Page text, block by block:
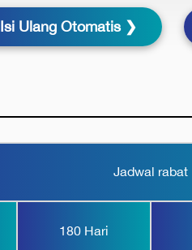
Isi Ulang Otomatis ❯
Jadwal rabat
180 Hari